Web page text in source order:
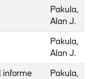
Pakula,
Alan J.
Pakula,
Alan J.
informe
Pakula,